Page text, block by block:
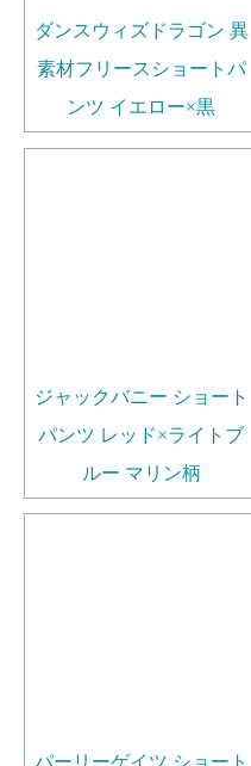
ダンスウィズドラゴン 異
素材フリースショートパ
ンツ イエロー×黒
ジャックバニー ショート
パンツ レッド×ライトブ
ルー マリン柄